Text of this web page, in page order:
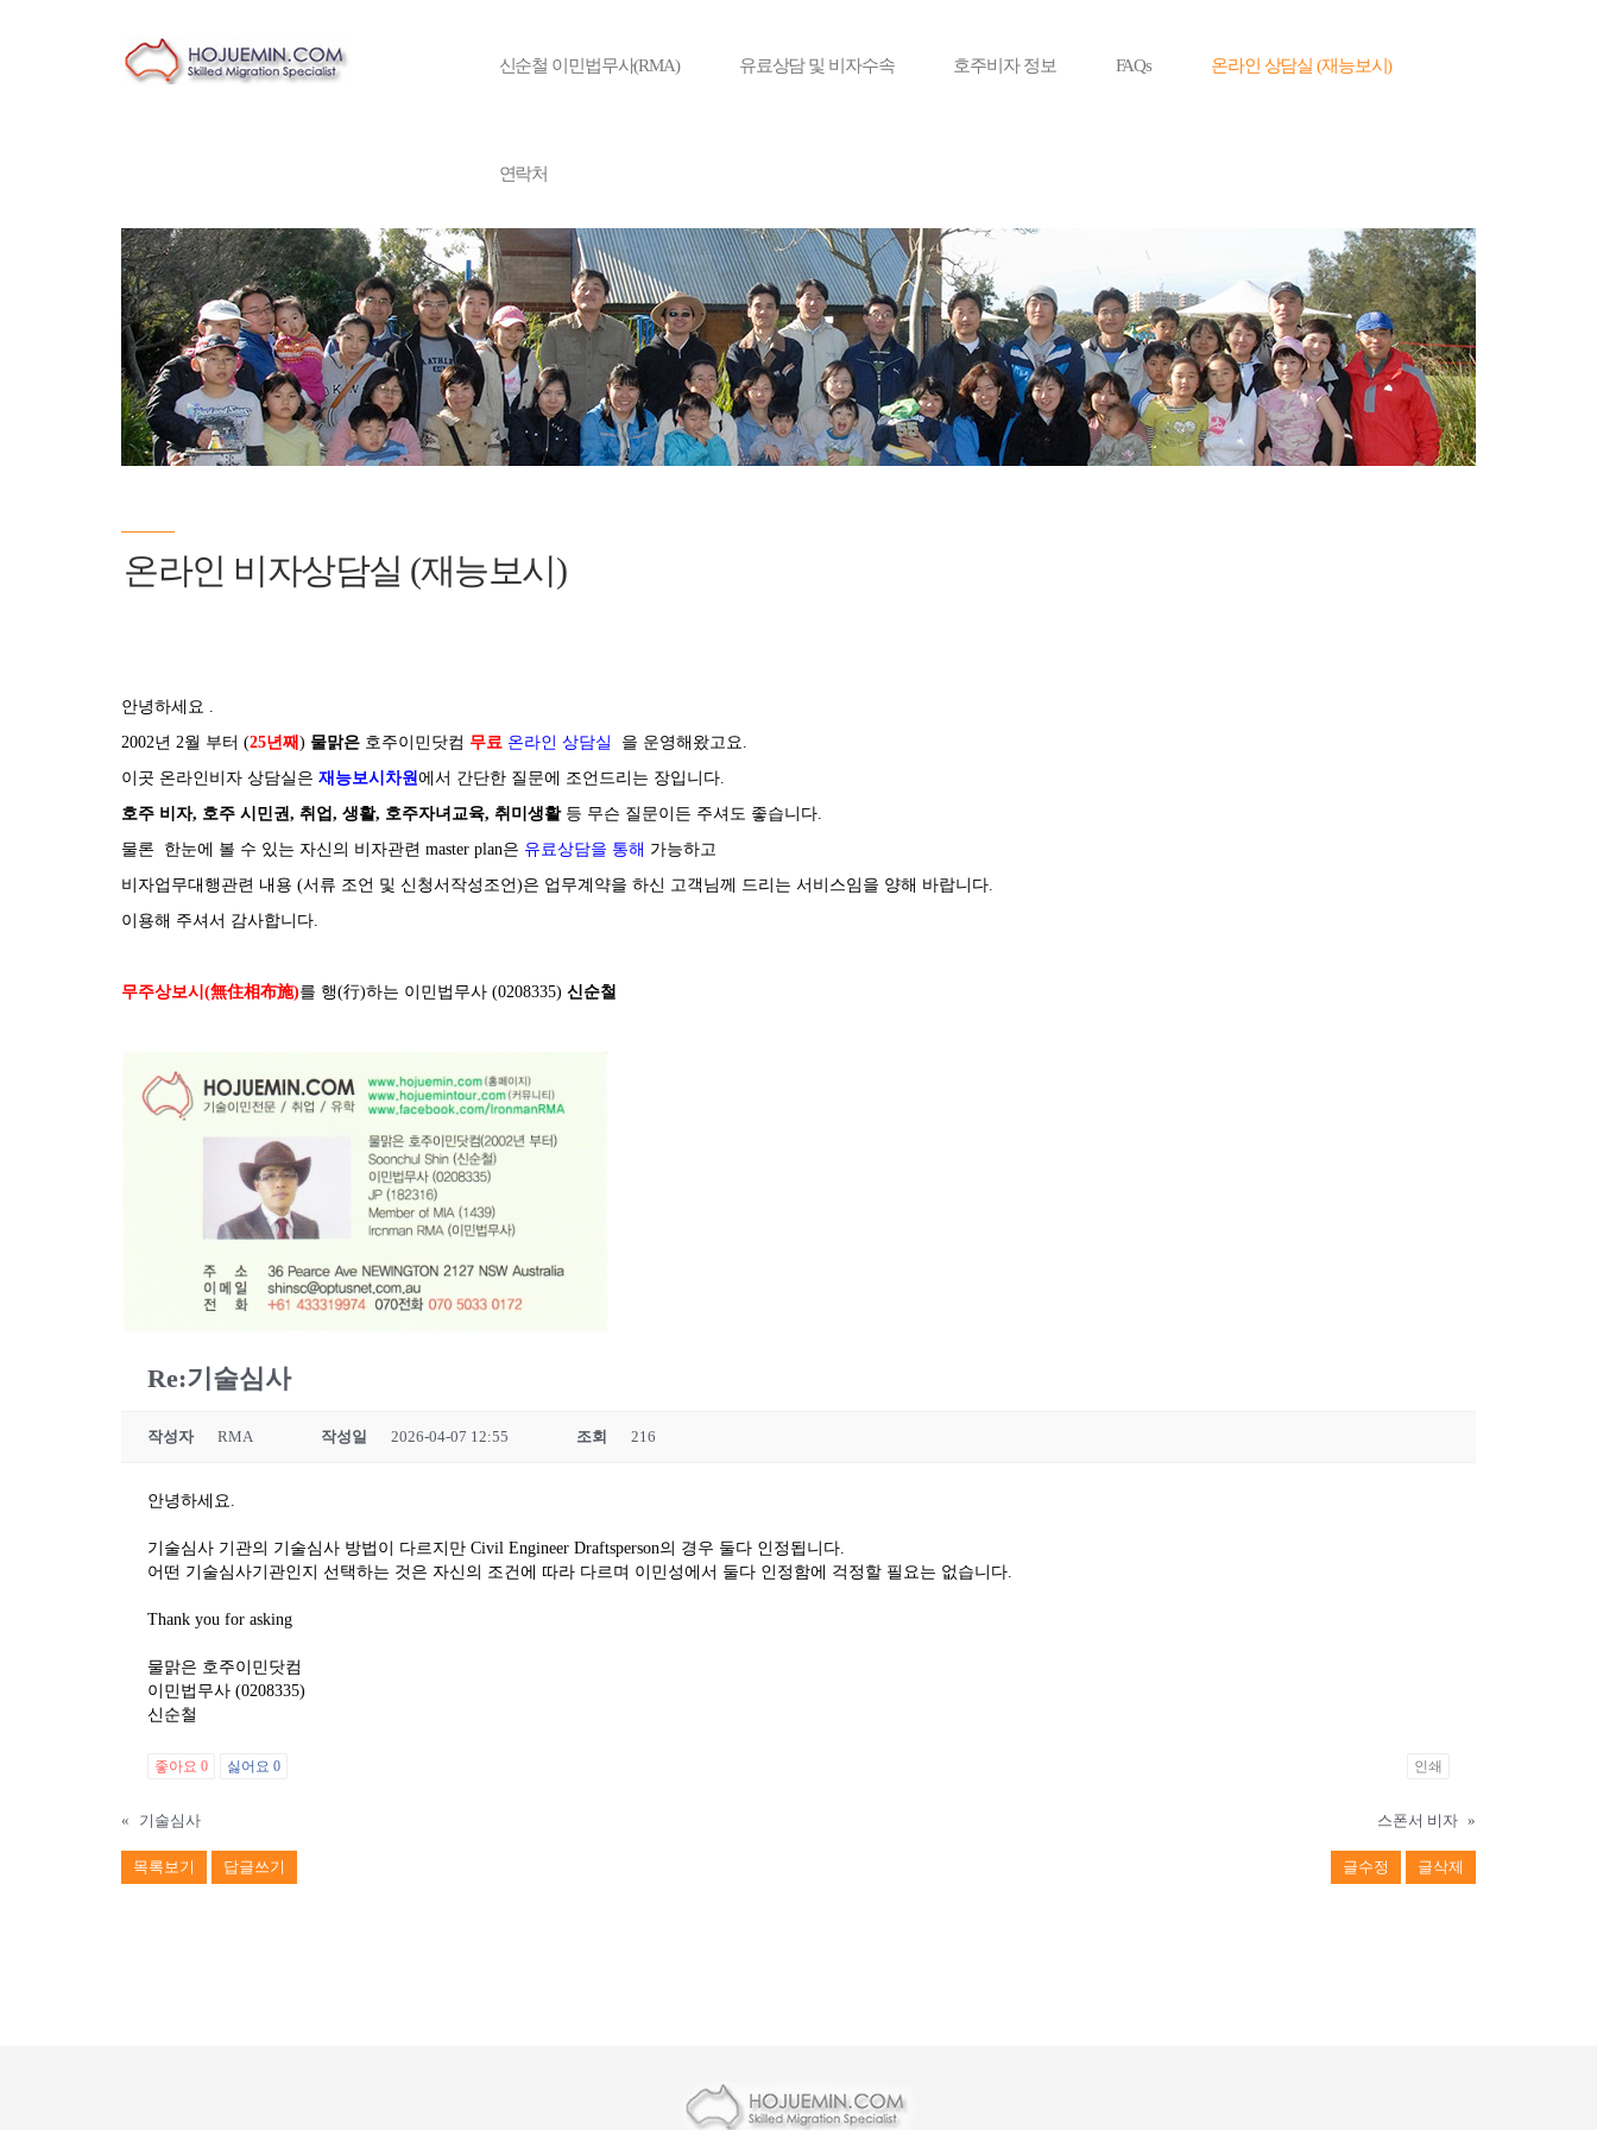
신순철 이민법무사(RMA) 유료상담 및 비자수속 호주비자 정보 FAQs 온라인 상담실 (재능보시)
연락처
온라인 비자상담실 (재능보시)
안녕하세요 .
2002년 2월 부터 (25년째 ) 물맑은 호주이민닷컴 무료 온라인 상담실
을 운영해왔고요.
이곳 온라인비자 상담실은 재능보시차원에서 간단한 질문에 조언드리는 장입니다.
호주 비자, 호주 시민권, 취업, 생활, 호주자녀교육, 취미생활등 무슨 질문이든 주셔도 좋습니다.
물론 한눈에 볼 수 있는 자신의 비자관련 master plan은 유료상담을 통해 가능하고
비자업무대행관련 내용 (서류 조언 및 신청서작성조언)은 업무계약을 하신 고객님께 드리는 서비스임을 양해 바랍니다.
이용해 주셔서 감사합니다.
무주상보시(無住相布施)를 행(行)하는 이민법무사 (0208335) 신순철
Re:기술심사
작성자 RMA 작성일 2026-04-07 12:55 조회 216
안녕하세요.
기술심사 기관의 기술심사 방법이 다르지만 Civil Engineer Draftsperson의 경우 둘다 인정됩니다.
어떤 기술심사기관인지 선택하는 것은 자신의 조건에 따라 다르며 이민성에서 둘다 인정함에 걱정할 필요는 없습니다.
Thank you for asking
물맑은 호주이민닷컴
이민법무사 (0208335)
신순철
좋아요 0 싫어요 0 인쇄
« 기술심사 스폰서 비자 »
목록보기 답글쓰기 글수정 글삭제